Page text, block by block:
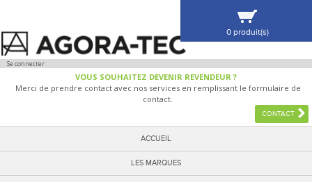
Se connecter
VOUS SOUHAITEZ DEVENIR REVENDEUR ?
Merci de prendre contact avec nos services en remplissant le formulaire de
contact.
CONTACT
ACCUEIL
LES MARQUES
0 produit(s)
VOIR MA SÉLECTION